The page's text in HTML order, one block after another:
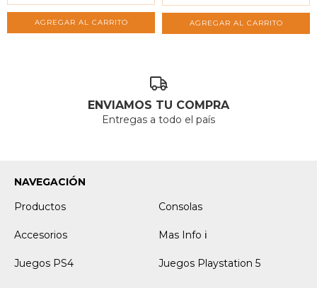
ENVIAMOS TU COMPRA
Entregas a todo el país
NAVEGACIÓN
Productos
Consolas
Accesorios Mas Info ℹ️
Juegos PS4 Juegos Playstation 5